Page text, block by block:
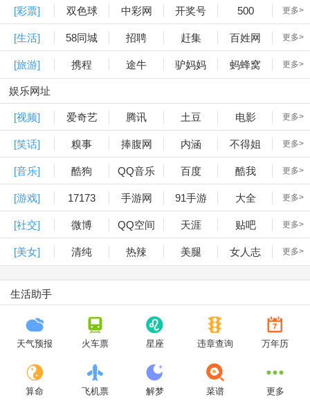
[彩票] 双色球 中彩网 开奖号 500 更多>
[生活] 58同城 招聘 赶集 百姓网 更多>
[旅游] 携程 途牛 驴妈妈 蚂蜂窝 更多>
娱乐网址
[视频] 爱奇艺 腾讯 土豆 电影 更多>
[笑话] 糗事 捧腹网 内涵 不得姐 更多>
[音乐] 酷狗 QQ音乐 百度 酷我 更多>
[游戏] 17173 手游网 91手游 大全 更多>
[社交] 微博 QQ空间 天涯 贴吧 更多>
[美女] 清纯 热辣 美腿 女人志 更多>
生活助手
天气预报 火车票 星座 违章查询 万年历
算命 飞机票 解梦 菜谱 更多